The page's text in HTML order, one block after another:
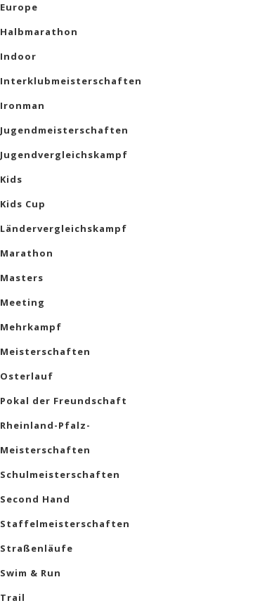
Europe
Halbmarathon
Indoor
Interklubmeisterschaften
Ironman
Jugendmeisterschaften
Jugendvergleichskampf
Kids
Kids Cup
Ländervergleichskampf
Marathon
Masters
Meeting
Mehrkampf
Meisterschaften
Osterlauf
Pokal der Freundschaft
Rheinland-Pfalz-
Meisterschaften
Schulmeisterschaften
Second Hand
Staffelmeisterschaften
Straßenläufe
Swim & Run
Trail